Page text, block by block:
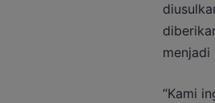
menjadi
“Kami